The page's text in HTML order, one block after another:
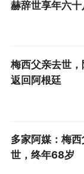
焦虑。”就算
间也极为有
12日的老特拉
巴黎阵
尔基尼奥斯、
勒、迪马里
赫辞世享年六十
梅西父亲去世
返回阿根廷
多家阿媒：梅
世，终年68岁